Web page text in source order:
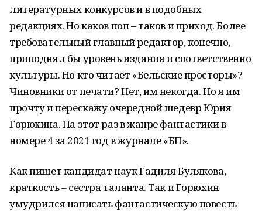
литературных конкурсов и в подобных
редакциях. Но каков поп – таков и приход. Более
требовательный главный редактор, конечно,
приподнял бы уровень издания и соответственно
культуры. Но кто читает «Бельские просторы»?
Чиновники от печати? Нет, им некогда. Но я им
прочту и перескажу очередной шедевр Юрия
Горюхина. На этот раз в жанре фантастики в
номере 4 за 2021 год в журнале «БП».
Как пишет кандидат наук Гадиля Булякова,
краткость – сестра таланта. Так и Горюхин
умудрился написать фантастическую повесть